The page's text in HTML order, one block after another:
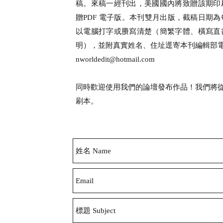
稿。來稿一經刊出，美國國內將致贈該期
贈PDF 電子版。本刊雙月出版，截稿日期
以電腦打字或賸寫清楚（簡繁字體、橫寫
明），並附真實姓名、住址逕寄本刊編輯部
nworldedit@hotmail.com
​同時歡迎使用我們的論壇發布作品！我們將
刷本。